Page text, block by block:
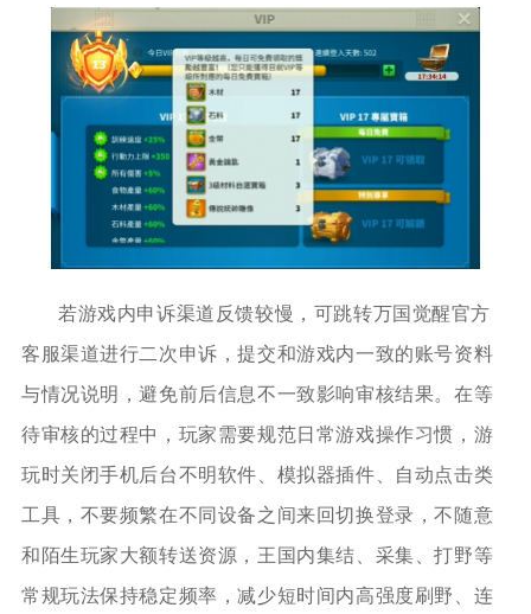
若游戏内申诉渠道反馈较慢，可跳转万国觉醒官方
客服渠道进行二次申诉，提交和游戏内一致的账号资料
与情况说明，避免前后信息不一致影响审核结果。在等
待审核的过程中，玩家需要规范日常游戏操作习惯，游
玩时关闭手机后台不明软件、模拟器插件、自动点击类
工具，不要频繁在不同设备之间来回切换登录，不随意
和陌生玩家大额转送资源，王国内集结、采集、打野等
常规玩法保持稳定频率，减少短时间内高强度刷野、连